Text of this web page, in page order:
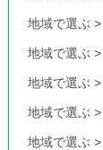
地域で選ぶ >
地域で選ぶ >
地域で選ぶ >
地域で選ぶ >
地域で選ぶ >